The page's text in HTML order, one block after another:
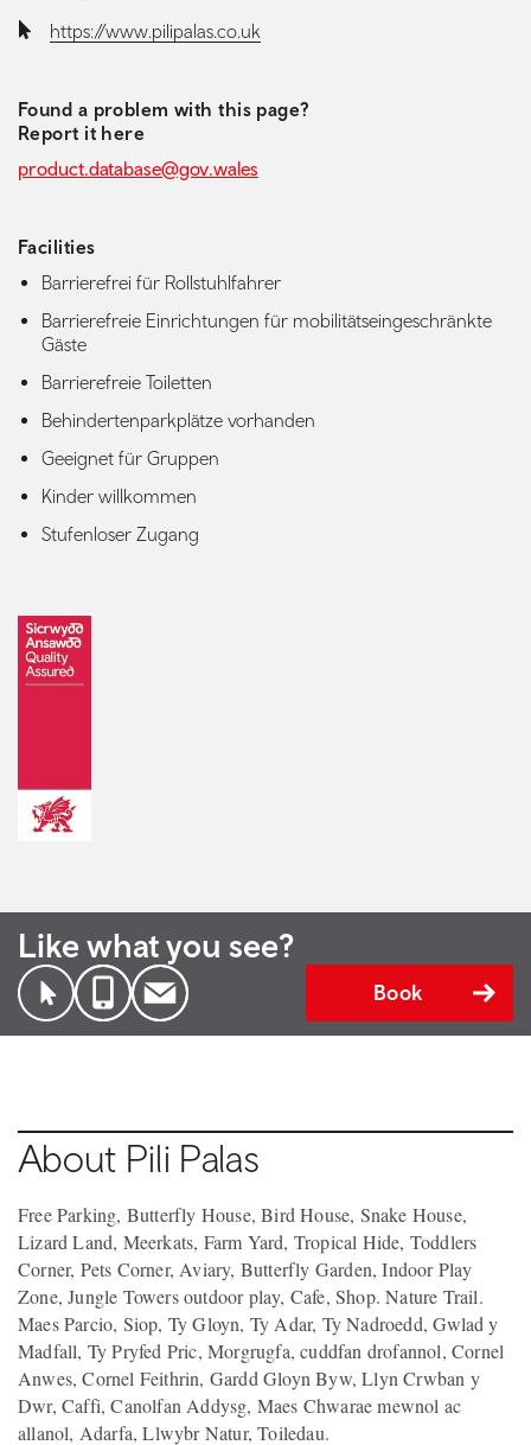
Website:https://www.pilipalas.co.uk
Found a problem with this page?
Report it here
product.database@gov.wales
Facilities
Barrierefrei für Rollstuhlfahrer
Barrierefreie Einrichtungen für mobilitätseingeschränkte
Gäste
Barrierefreie Toiletten
Behindertenparkplätze vorhanden
Geeignet für Gruppen
Kinder willkommen
Stufenloser Zugang
Like what you see?
Book
About Pili Palas
Free Parking, Butterfly House, Bird House, Snake House,
Lizard Land, Meerkats, Farm Yard, Tropical Hide, Toddlers
Corner, Pets Corner, Aviary, Butterfly Garden, Indoor Play
Zone, Jungle Towers outdoor play, Cafe, Shop. Nature Trail.
Maes Parcio, Siop, Ty Gloyn, Ty Adar, Ty Nadroedd, Gwlad y
Madfall, Ty Pryfed Pric, Morgrugfa, cuddfan drofannol, Cornel
Anwes, Cornel Feithrin, Gardd Gloyn Byw, Llyn Crwban y
Dwr, Caffi, Canolfan Addysg, Maes Chwarae mewnol ac
allanol, Adarfa, Llwybr Natur, Toiledau.